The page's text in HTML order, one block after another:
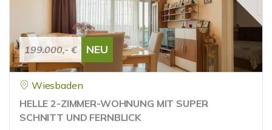
199.000,- € NEU
Wiesbaden
HELLE 2-ZIMMER-WOHNUNG MIT SUPER
SCHNITT UND FERNBLICK